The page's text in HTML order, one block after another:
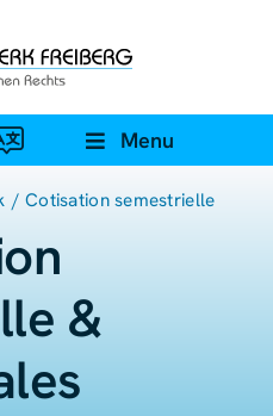
Menu
Cotisation semestrielle
&